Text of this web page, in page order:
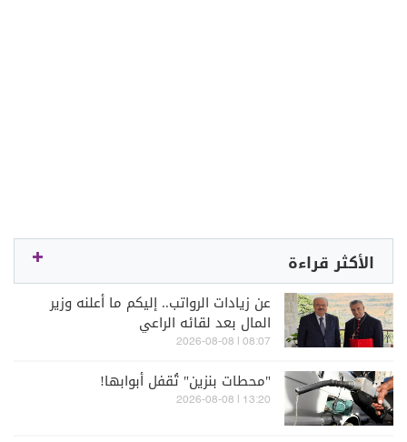
الأكثر قراءة
عن زيادات الرواتب.. إليكم ما أعلنه وزير
المال بعد لقائه الراعي
08:07 | 2026-08-08
"محطات بنزين" تُقفل أبوابها!
13:20 | 2026-08-08